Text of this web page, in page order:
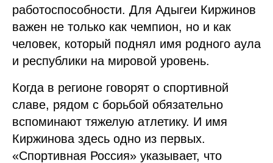
работоспособности. Для Адыгеи Киржинов
важен не только как чемпион, но и как
человек, который поднял имя родного аула
и республики на мировой уровень.
Когда в регионе говорят о спортивной
славе, рядом с борьбой обязательно
вспоминают тяжелую атлетику. И имя
Киржинова здесь одно из первых.
«Спортивная Россия» указывает, что